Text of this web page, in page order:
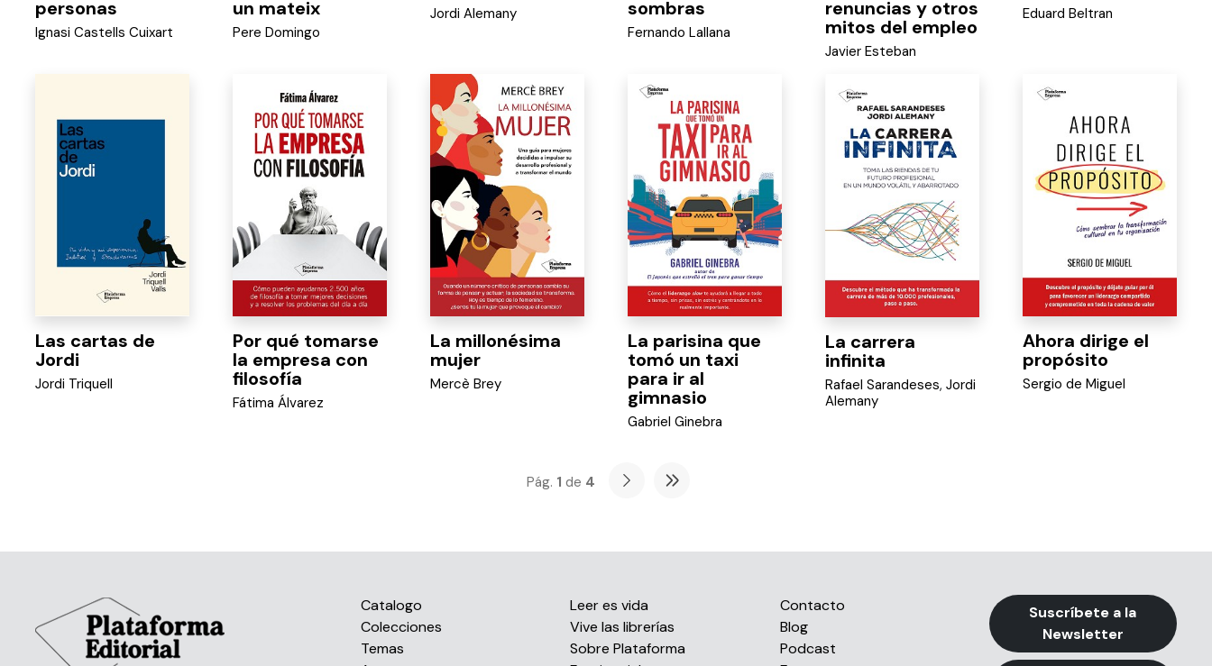
personas
Ignasi Castells Cuixart
un mateix
Pere Domingo
Jordi Alemany
sombras
Fernando Lallana
renuncias y otros
mitos del empleo
Javier Esteban
Eduard Beltran
Las cartas de
Jordi
Jordi Triquell
Por qué tomarse
la empresa con
filosofía
Fátima Álvarez
La millonésima
mujer
Mercè Brey
La parisina que
tomó un taxi
para ir al
gimnasio
Gabriel Ginebra
La carrera
infinita
Rafael Sarandeses, Jordi
Alemany
Ahora dirige el
propósito
Sergio de Miguel
Pág. 1 de 4
Catalogo
Colecciones
Temas
Leer es vida
Vive las librerías
Sobre Plataforma
Contacto
Blog
Podcast
Suscríbete a la
Newsletter